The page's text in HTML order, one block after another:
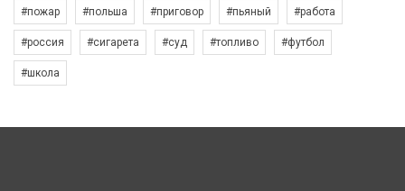
#пожар #польша #приговор #пьяный #работа
#россия #сигарета #суд #топливо #футбол
#школа